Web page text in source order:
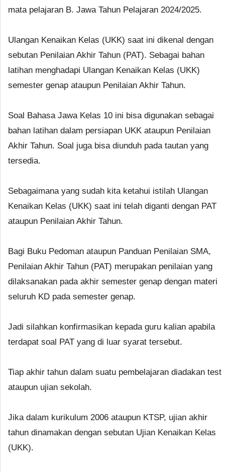
mata pelajaran B. Jawa Tahun Pelajaran 2024/2025.
Ulangan Kenaikan Kelas (UKK) saat ini dikenal dengan
sebutan Penilaian Akhir Tahun (PAT). Sebagai bahan
latihan menghadapi Ulangan Kenaikan Kelas (UKK)
semester genap ataupun Penilaian Akhir Tahun.
Soal Bahasa Jawa Kelas 10 ini bisa digunakan sebagai
bahan latihan dalam persiapan UKK ataupun Penilaian
Akhir Tahun. Soal juga bisa diunduh pada tautan yang
tersedia.
Sebagaimana yang sudah kita ketahui istilah Ulangan
Kenaikan Kelas (UKK) saat ini telah diganti dengan PAT
ataupun Penilaian Akhir Tahun.
Bagi Buku Pedoman ataupun Panduan Penilaian SMA,
Penilaian Akhir Tahun (PAT) merupakan penilaian yang
dilaksanakan pada akhir semester genap dengan materi
seluruh KD pada semester genap.
Jadi silahkan konfirmasikan kepada guru kalian apabila
terdapat soal PAT yang di luar syarat tersebut.
Tiap akhir tahun dalam suatu pembelajaran diadakan test
ataupun ujian sekolah.
Jika dalam kurikulum 2006 ataupun KTSP, ujian akhir
tahun dinamakan dengan sebutan Ujian Kenaikan Kelas
(UKK).